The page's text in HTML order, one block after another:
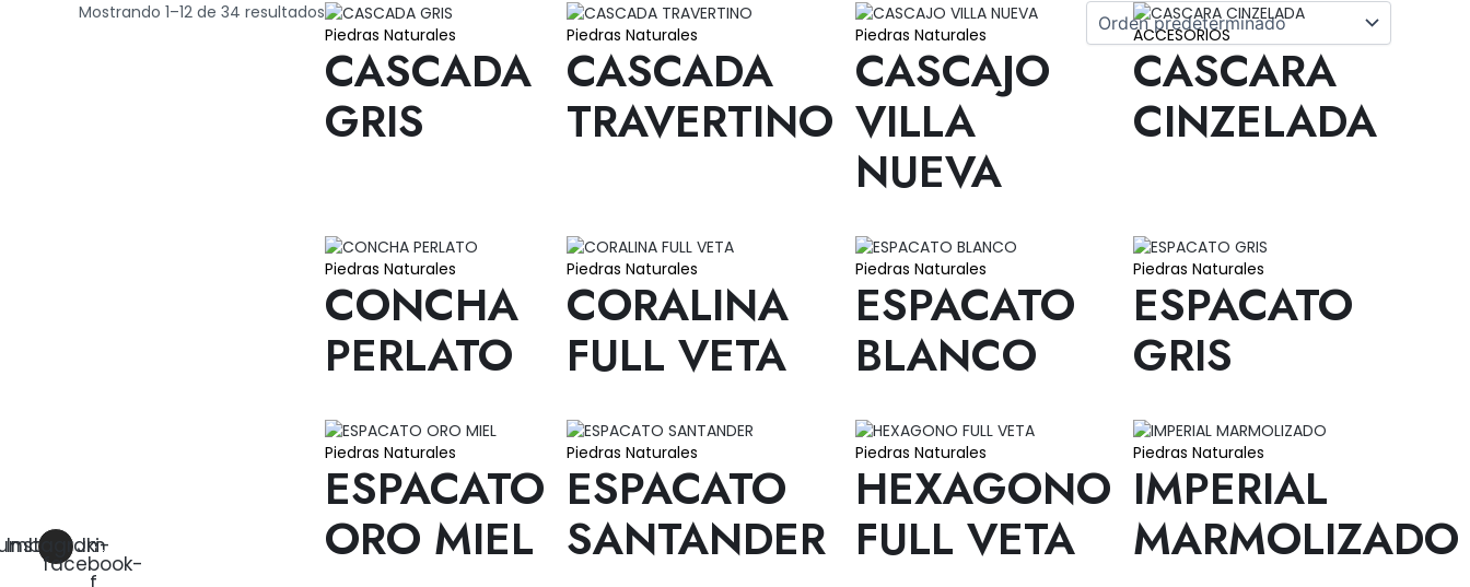
Mostrando 1–12 de 34 resultados
Piedras Naturales
CASCADA
GRIS
Piedras Naturales
CASCADA
TRAVERTINO
Piedras Naturales
CASCAJO
VILLA
NUEVA
ACCESORIOS
CASCARA
CINZELADA
Piedras Naturales
CONCHA
PERLATO
Piedras Naturales
CORALINA
FULL VETA
Piedras Naturales
ESPACATO
BLANCO
Piedras Naturales
ESPACATO
GRIS
Piedras Naturales
ESPACATO
ORO MIEL
Piedras Naturales
ESPACATO
SANTANDER
Piedras Naturales
HEXAGONO
FULL VETA
Piedras Naturales
IMPERIAL
MARMOLIZADO
Mira todas nuestras redes sociales y conocenos un poco mas
Instagram
Jki-
facebook-